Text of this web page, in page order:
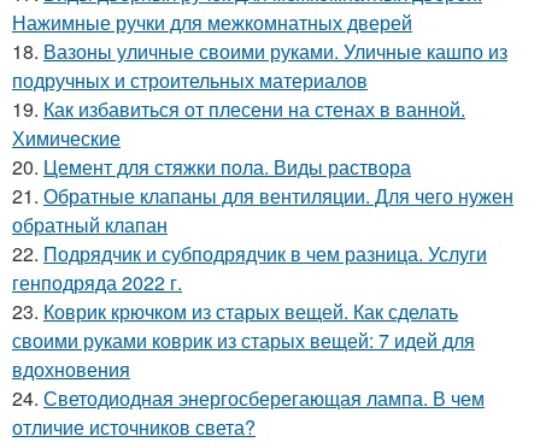
Нажимные ручки для межкомнатных дверей
18. Вазоны уличные своими руками. Уличные кашпо из
подручных и строительных материалов
19. Как избавиться от плесени на стенах в ванной.
Химические
20. Цемент для стяжки пола. Виды раствора
21. Обратные клапаны для вентиляции. Для чего нужен
обратный клапан
22. Подрядчик и субподрядчик в чем разница. Услуги
генподряда 2022 г.
23. Коврик крючком из старых вещей. Как сделать
своими руками коврик из старых вещей: 7 идей для
вдохновения
24. Светодиодная энергосберегающая лампа. В чем
отличие источников света?